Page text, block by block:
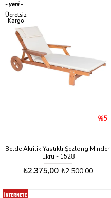
Belde Akrilik Yastıklı Şezlong Minderi
Ekru - 1528
₺2.375,00 ₺2.500,00
%5
yeni
ürün
Ücretsiz
Kargo